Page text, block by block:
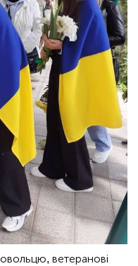
ветеранові